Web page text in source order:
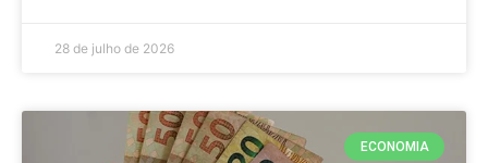
28 de julho de 2026
ECONOMIA